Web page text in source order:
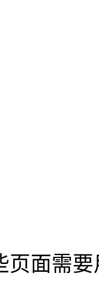
页面需